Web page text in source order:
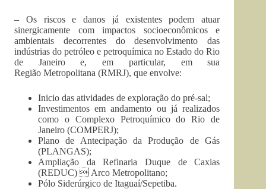
– Os riscos e danos já existentes podem atuar
sinergicamente com impactos socioeconômicos e
ambientais decorrentes do desenvolvimento das
indústrias do petróleo e petroquímica no Estado do Rio
de Janeiro e, em particular, em sua
Região Metropolitana (RMRJ), que envolve:
Inicio das atividades de exploração do pré-sal;
Investimentos em andamento ou já realizados
como o Complexo Petroquímico do Rio de
Janeiro (COMPERJ);
Plano de Antecipação da Produção de Gás
(PLANGAS);
Ampliação da Refinaria Duque de Caxias
(REDUC)  Arco Metropolitano;
Pólo Siderúrgico de Itaguaí/Sepetiba.